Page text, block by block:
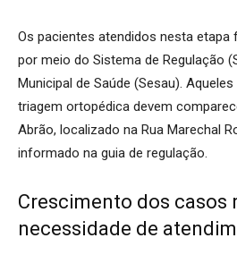
Os pacientes atendidos nesta etapa
por meio do Sistema de Regulação
Municipal de Saúde (Sesau).
triagem ortopédica devem
Abrão, localizado na Rua Marechal
informado na guia de regulação.
Crescimento dos casos
necessidade de